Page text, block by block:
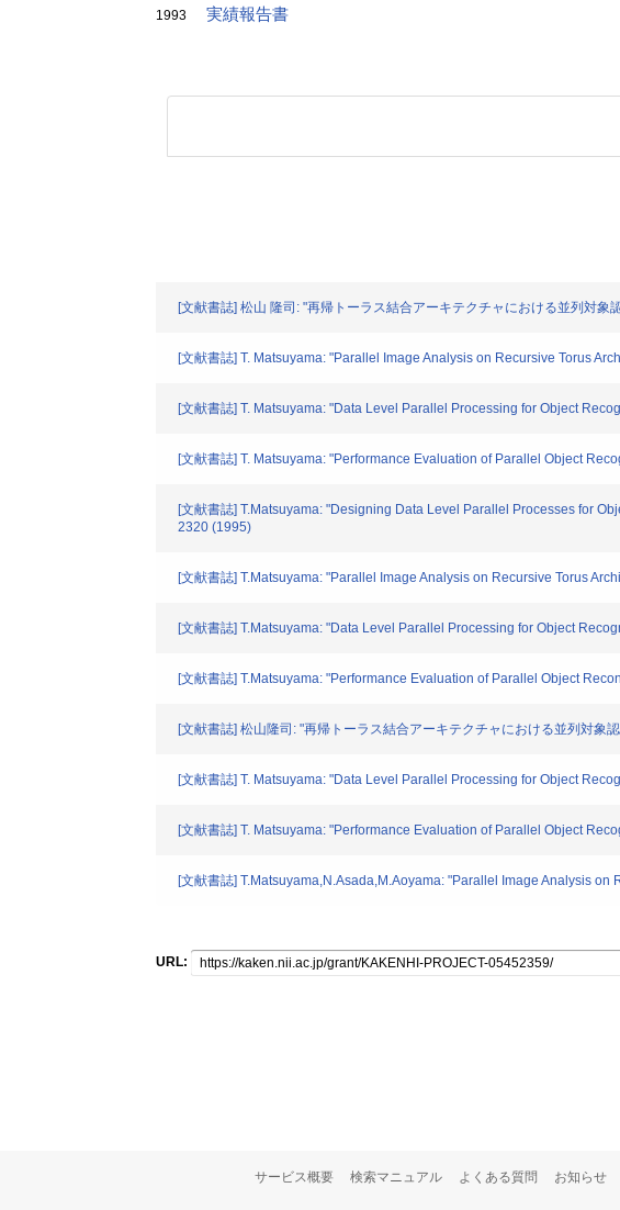
1993 実績報告書
[文献書誌] 松山 隆司: "再帰トーラス結合アーキテクチャにおける並列対
[文献書誌] T. Matsuyama: "Parallel Image Analysis on Recursive Torus
[文献書誌] T. Matsuyama: "Data Level Parallel Processing for Object
[文献書誌] T. Matsuyama: "Performance Evaluation of Parallel Object
[文献書誌] T.Matsuyama: "Designing Data Level Parallel Processes for
2320 (1995)
[文献書誌] T.Matsuyama: "Parallel Image Analysis on Recursive Torus
[文献書誌] T.Matsuyama: "Data Level Parallel Processing for Object
[文献書誌] T.Matsuyama: "Performance Evaluation of Parallel Object
[文献書誌] 松山隆司: "再帰トーラス結合アーキテクチャにおける並列対
[文献書誌] T. Matsuyama: "Data Level Parallel Processing for Object
[文献書誌] T. Matsuyama: "Performance Evaluation of Parallel Object
[文献書誌] T.Matsuyama,N.Asada,M.Aoyama: "Parallel Image Analysis
URL:
サービス概要 検索マニュアル よくある質問 お知らせ